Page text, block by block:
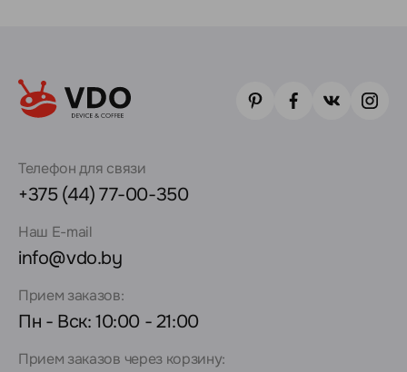
Телефон для связи
+375 (44) 77-00-350
Наш E-mail
info@vdo.by
Прием заказов:
Пн - Вск: 10:00 - 21:00
Прием заказов через корзину: